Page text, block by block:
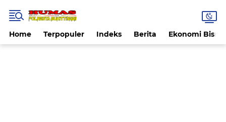
Home Terpopuler Indeks Berita Ekonomi Bisnis